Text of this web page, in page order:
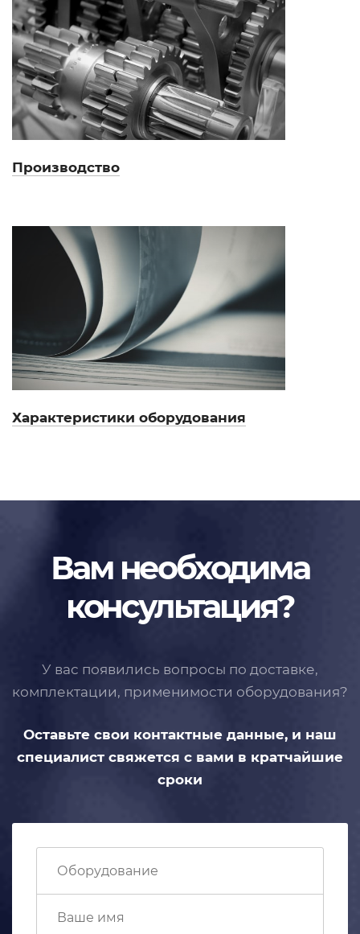
Производство
Характеристики оборудования
Вам необходима
консультация?
У вас появились вопросы по доставке,
комплектации, применимости оборудования?
Оставьте свои контактные данные, и наш
специалист свяжется с вами в кратчайшие
сроки